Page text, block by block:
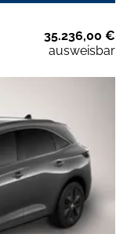
35.236,00 €
ausweisbar